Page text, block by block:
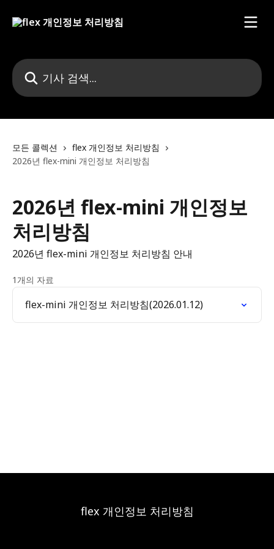
기사 검색...
모든 콜렉션
flex 개인정보 처리방침
2026년 flex-mini 개인정보 처리방침
2026년 flex-mini 개인정보
처리방침
2026년 flex-mini 개인정보 처리방침 안내
1개의 자료
flex-mini 개인정보 처리방침(2026.01.12)
flex 개인정보 처리방침